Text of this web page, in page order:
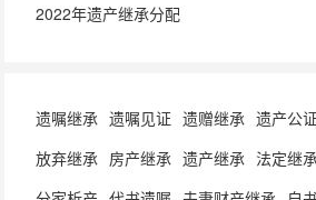
2022年遗产继承分配
遗嘱继承 遗嘱见证 遗赠继承 遗产公
放弃继承 房产继承 遗产继承 法定继承